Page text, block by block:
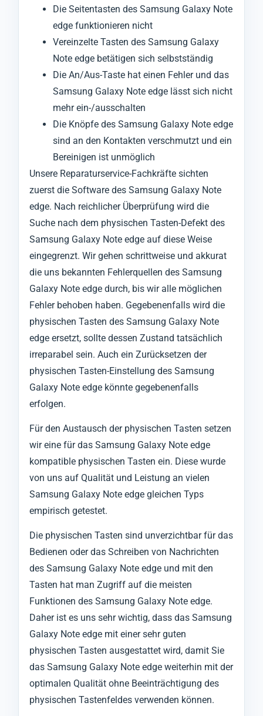
Die Seitentasten des Samsung Galaxy Note
edge funktionieren nicht
Vereinzelte Tasten des Samsung Galaxy
Note edge betätigen sich selbstständig
Die An/Aus-Taste hat einen Fehler und das
Samsung Galaxy Note edge lässt sich nicht
mehr ein-/ausschalten
Die Knöpfe des Samsung Galaxy Note edge
sind an den Kontakten verschmutzt und ein
Bereinigen ist unmöglich
Unsere Reparaturservice-Fachkräfte sichten
zuerst die Software des Samsung Galaxy Note
edge. Nach reichlicher Überprüfung wird die
Suche nach dem physischen Tasten-Defekt des
Samsung Galaxy Note edge auf diese Weise
eingegrenzt. Wir gehen schrittweise und akkurat
die uns bekannten Fehlerquellen des Samsung
Galaxy Note edge durch, bis wir alle möglichen
Fehler behoben haben. Gegebenenfalls wird die
physischen Tasten des Samsung Galaxy Note
edge ersetzt, sollte dessen Zustand tatsächlich
irreparabel sein. Auch ein Zurücksetzen der
physischen Tasten-Einstellung des Samsung
Galaxy Note edge könnte gegebenenfalls
erfolgen.
Für den Austausch der physischen Tasten setzen
wir eine für das Samsung Galaxy Note edge
kompatible physischen Tasten ein. Diese wurde
von uns auf Qualität und Leistung an vielen
Samsung Galaxy Note edge gleichen Typs
empirisch getestet.
Die physischen Tasten sind unverzichtbar für das
Bedienen oder das Schreiben von Nachrichten
des Samsung Galaxy Note edge und mit den
Tasten hat man Zugriff auf die meisten
Funktionen des Samsung Galaxy Note edge.
Daher ist es uns sehr wichtig, dass das Samsung
Galaxy Note edge mit einer sehr guten
physischen Tasten ausgestattet wird, damit Sie
das Samsung Galaxy Note edge weiterhin mit der
optimalen Qualität ohne Beeinträchtigung des
physischen Tastenfeldes verwenden können.